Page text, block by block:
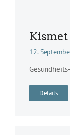
Kismet
12.
Details